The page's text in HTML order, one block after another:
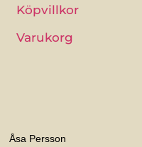
Åsa Persson
Köpvillkor
Varukorg